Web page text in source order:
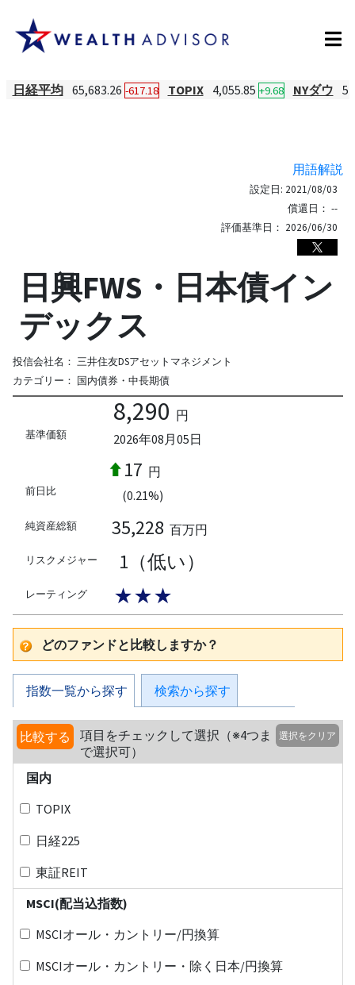
日経平均 65,683.26 -617.18 TOPIX 4,055.85 +9.68 NYダウ
用語解説
設定日: 2021/08/03
償還日： --
評価基準日： 2026/06/30
日興FWS・日本債イン
デックス
投信会社名： 三井住友DSアセットマネジメント
カテゴリー： 国内債券・中長期債
基準価額
8,290 円
2026年08月05日
前日比
17 円
(0.21%)
純資産総額 35,228 百万円
リスクメジャー 1（低い）
レーティング ★★★
どのファンドと比較しますか？
指数一覧から探す 検索から探す
比較する
項目をチェックして選択（※4つま
で選択可）
選択をクリア
国内
TOPIX
日経225
東証REIT
MSCI(配当込指数)
MSCIオール・カントリー/円換算
MSCIオール・カントリー・除く日本/円換算